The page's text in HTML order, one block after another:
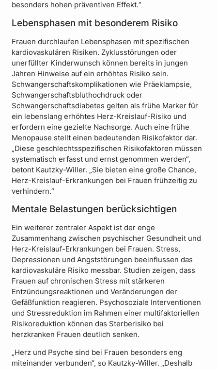
besonders hohen präventiven Effekt.“
Lebensphasen mit besonderem Risiko
Frauen durchlaufen Lebensphasen mit spezifischen
kardiovaskulären Risiken. Zyklusstörungen oder
unerfüllter Kinderwunsch können bereits in jungen
Jahren Hinweise auf ein erhöhtes Risiko sein.
Schwangerschaftskomplikationen wie Präeklampsie,
Schwangerschaftsbluthochdruck oder
Schwangerschaftsdiabetes gelten als frühe Marker für
ein lebenslang erhöhtes Herz-Kreislauf-Risiko und
erfordern eine gezielte Nachsorge. Auch eine frühe
Menopause stellt einen bedeutenden Risikofaktor dar.
„Diese geschlechtsspezifischen Risikofaktoren müssen
systematisch erfasst und ernst genommen werden“,
betont Kautzky-Willer. „Sie bieten eine große Chance,
Herz-Kreislauf-Erkrankungen bei Frauen frühzeitig zu
verhindern.“
Mentale Belastungen berücksichtigen
Ein weiterer zentraler Aspekt ist der enge
Zusammenhang zwischen psychischer Gesundheit und
Herz-Kreislauf-Erkrankungen bei Frauen. Stress,
Depressionen und Angststörungen beeinflussen das
kardiovaskuläre Risiko messbar. Studien zeigen, dass
Frauen auf chronischen Stress mit stärkeren
Entzündungsreaktionen und Veränderungen der
Gefäßfunktion reagieren. Psychosoziale Interventionen
und Stressreduktion im Rahmen einer multifaktoriellen
Risikoreduktion können das Sterberisiko bei
herzkranken Frauen deutlich senken.
„Herz und Psyche sind bei Frauen besonders eng
miteinander verbunden“, so Kautzky-Willer. „Deshalb